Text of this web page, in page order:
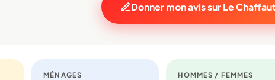
Donner mon avis sur Le
MÉNAGES HOMMES / FEMMES